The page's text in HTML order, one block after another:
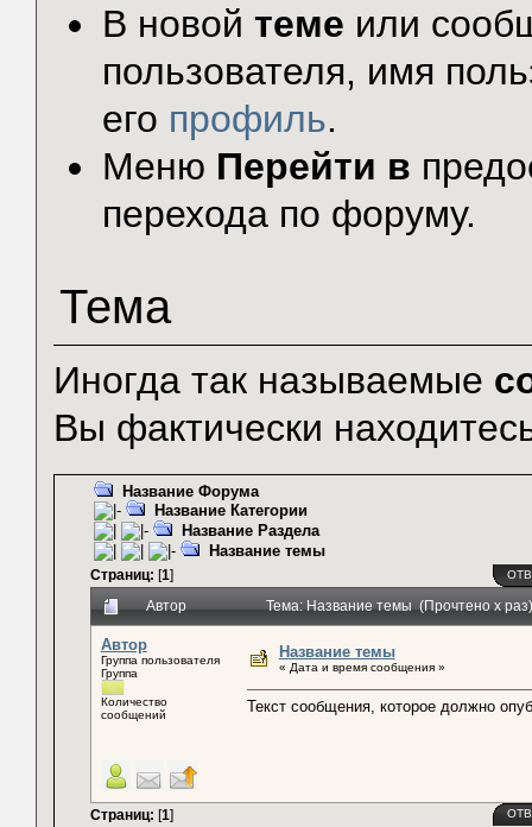
В новой теме или
пользователя, имя
его профиль.
Меню Перейти в
перехода по форуму.
Тема
Иногда так называемые
Вы фактически
Название Форума
Название Категории
Название Раздела
Название темы
Страниц: [1]
Автор Тема: Название темы (Прочтено x раз)
Автор
Группа пользователя
Группа
Количество
сообщений
Название темы
« Дата и время сообщения »
Текст сообщения, которое должно
Страниц: [1]